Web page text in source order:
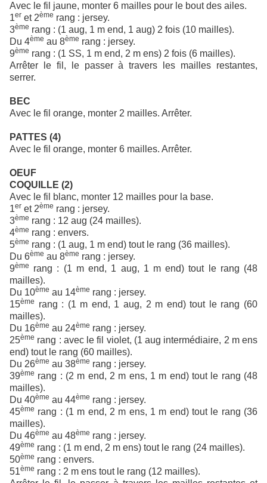
Avec le fil jaune, monter 6 mailles pour le bout des ailes.
1er et 2ème rang : jersey.
3ème rang : (1 aug, 1 m end, 1 aug) 2 fois (10 mailles).
Du 4ème au 8ème rang : jersey.
9ème rang : (1 SS, 1 m end, 2 m ens) 2 fois (6 mailles).
Arrêter le fil, le passer à travers les mailles restantes,
serrer.
BEC
Avec le fil orange, monter 2 mailles. Arrêter.
PATTES (4)
Avec le fil orange, monter 6 mailles. Arrêter.
OEUF
COQUILLE (2)
Avec le fil blanc, monter 12 mailles pour la base.
1er et 2ème rang : jersey.
3ème rang : 12 aug (24 mailles).
4ème rang : envers.
5ème rang : (1 aug, 1 m end) tout le rang (36 mailles).
Du 6ème au 8ème rang : jersey.
9ème
rang : (1 m end, 1 aug, 1 m end) tout le rang (48
mailles).
Du 10ème au 14ème rang : jersey.
15ème
rang : (1 m end, 1 aug, 2 m end) tout le rang (60
mailles).
Du 16ème au 24ème rang : jersey.
25ème rang : avec le fil violet, (1 aug intermédiaire, 2 m ens
end) tout le rang (60 mailles).
Du 26ème au 38ème rang : jersey.
39ème rang : (2 m end, 2 m ens, 1 m end) tout le rang (48
mailles).
Du 40ème au 44ème rang : jersey.
45ème rang : (1 m end, 2 m ens, 1 m end) tout le rang (36
mailles).
Du 46ème au 48ème rang : jersey.
49ème rang : (1 m end, 2 m ens) tout le rang (24 mailles).
50ème rang : envers.
51ème rang : 2 m ens tout le rang (12 mailles).